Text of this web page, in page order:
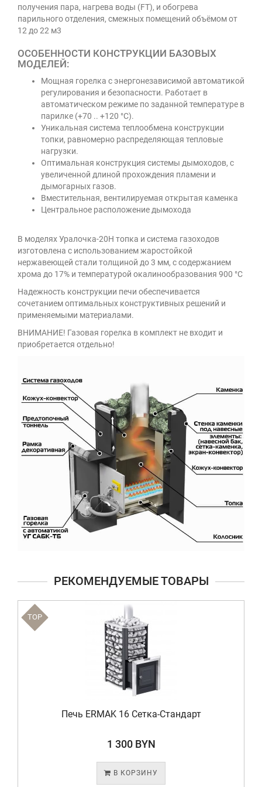
получения пара, нагрева воды (FT), и обогрева
парильного отделения, смежных помещений объёмом от
12 до 22 м3
ОСОБЕННОСТИ КОНСТРУКЦИИ БАЗОВЫХ
МОДЕЛЕЙ:
Мощная горелка с энергонезависимой автоматикой
регулирования и безопасности. Работает в
автоматическом режиме по заданной температуре в
парилке (+70 .. +120 °C).
Уникальная система теплообмена конструкции
топки, равномерно распределяющая тепловые
нагрузки.
Оптимальная конструкция системы дымоходов, с
увеличенной длиной прохождения пламени и
дымогарных газов.
Вместительная, вентилируемая открытая каменка
Центральное расположение дымохода
В моделях Уралочка-20Н топка и система газоходов
изготовлена с использованием жаростойкой
нержавеющей стали толщиной до 3 мм, с содержанием
хрома до 17% и температурой окалинообразования 900 °C
Надежность конструкции печи обеспечивается
сочетанием оптимальных конструктивных решений и
применяемыми материалами.
ВНИМАНИЕ! Газовая горелка в комплект не входит и
приобретается отдельно!
РЕКОМЕНДУЕМЫЕ ТОВАРЫ
TOP
Печь ERMAK 16 Сетка-Стандарт
1 300 BYN
В КОРЗИНУ